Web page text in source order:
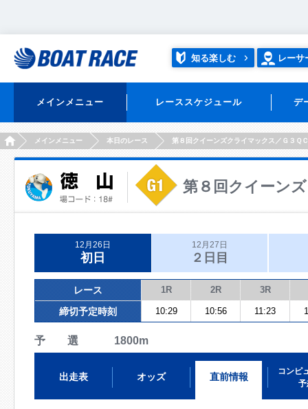
知る楽しむ レーサ
メインメニュー レーススケジュール デ
HOMEメインメニュー 本日のレース 第８回クイーンズクライマックス／Ｇ３Ｑ
第８回クイーン
12月26日
初日
12月27日
２日目
レース 1R 2R 3R
締切予定時刻 10:29 10:56 11:23
予 選 1800m
出走表 オッズ 直前情報
コンピ
予